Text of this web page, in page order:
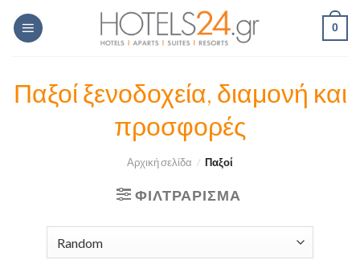
Skip
0
Παξοί ξενοδοχεία, διαμονή και
προσφορές
Αρχική σελίδα / Παξοί
ΦΙΛΤΡΆΡΙΣΜΑ